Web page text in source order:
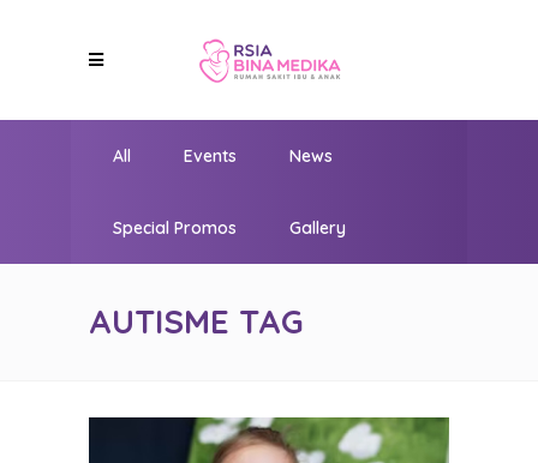
All Events News
Special Promos Gallery
AUTISME TAG